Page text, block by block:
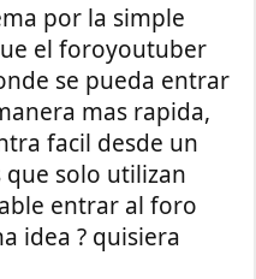
por la simple
el foroyoutuber
se pueda entrar
mas rapida,
facil desde un
solo utilizan
entrar al foro
idea ? quisiera